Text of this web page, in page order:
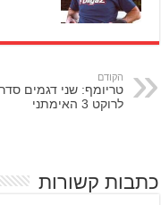
הקודם
טריומף: שני דגמים
לרוקט 3 האימתני
כתבות קשורות